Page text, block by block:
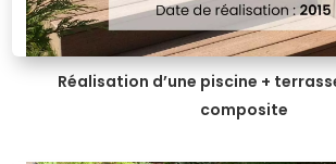
Réalisation d’une piscine +
composite